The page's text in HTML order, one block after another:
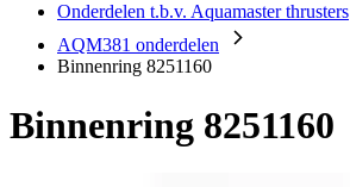
Onderdelen t.b.v. Aquamaster thrusters
AQM381 onderdelen
Binnenring 8251160
Binnenring 8251160